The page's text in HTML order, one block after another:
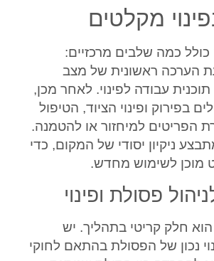
מקלטים
כולל כמה שלבים מרכזיים:
הערכה ראשונית של מצב
עבודה לפינוי. לאחר מכן,
בפירוק ופינוי הציוד, הטיפול
הפריטים למיחזור או להטמנה.
ניקיון יסודי של המקום, כדי
מוכן לשימוש מחדש.
פסולת ופינוי
חלק קריטי בתהליך. יש
נכון של הפסולת בהתאם לחוקי